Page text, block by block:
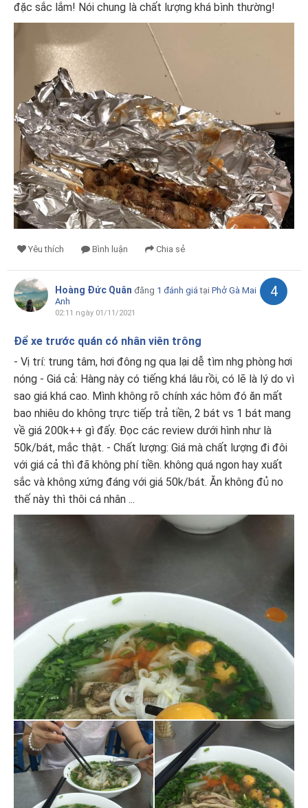
đặc sắc lắm! Nói chung là chất lượng khá bình thường!
Yêu thích Bình luận Chia sẻ
Hoàng Đức Quân đăng 1 đánh giá tại Phở Gà Mai
Anh
02:11 ngày 01/11/2021
4
Để xe trước quán có nhân viên trông
- Vị trí: trung tâm, hơi đông ng qua lại dễ tìm nhg phòng hơi
nóng - Giá cả: Hàng này có tiếng khá lâu rồi, có lẽ là lý do vì
sao giá khá cao. Mình không rõ chính xác hôm đó ăn mất
bao nhiêu do không trực tiếp trả tiền, 2 bát vs 1 bát mang
về giá 200k++ gì đấy. Đọc các review dưới hình như là
50k/bát, mắc thật. - Chất lượng: Giá mà chất lượng đi đôi
với giá cả thì đã không phí tiền. không quá ngon hay xuất
sắc và không xứng đáng với giá 50k/bát. Ăn không đủ no
thế này thì thôi cá nhân ...